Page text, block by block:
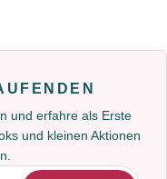
und erfahre als Erste
und kleinen Aktionen